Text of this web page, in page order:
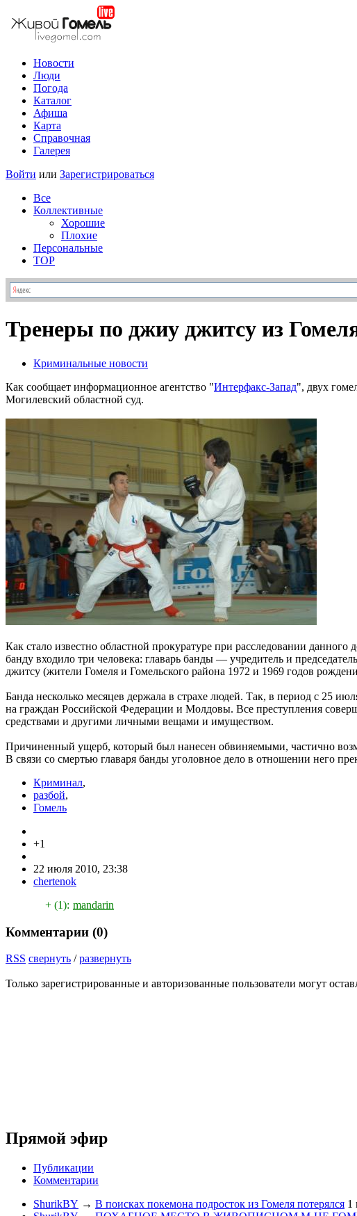
Новости
Люди
Погода
Каталог
Афиша
Карта
Справочная
Галерея
Войти или Зарегистрироваться
Все
Коллективные
Хорошие
Плохие
Персональные
TOP
Тренеры по джиу джитсу из
Криминальные новости
Как сообщает информационное агентство "Интерфакс-Запад", двух
Могилевский областной суд.
Как стало известно областной прокуратуре при расследовании
банду входило три человека: главарь банды — учредитель и
джитсу (жители Гомеля и Гомельского района 1972 и 1969 годов
Банда несколько месяцев держала в страхе людей. Так, в период с 25
на граждан Российской Федерации и Молдовы. Все преступления
средствами и другими личными вещами и имуществом.
Причиненный ущерб, который был нанесен обвиняемыми, частично
В связи со смертью главаря банды уголовное дело в отношении него
Криминал,
разбой,
Гомель
+1
22 июля 2010, 23:38
chertenok
+ (1): mandarin
Комментарии (0)
RSS свернуть /развернуть
Только зарегистрированные и авторизованные пользователи могут
Прямой эфир
Публикации
Комментарии
ShurikBY → В поисках покемона подросток из Гомеля потерялся 1